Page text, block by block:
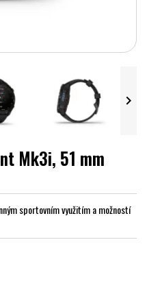

Mk3i, 51 mm
sportovním využitím a možností